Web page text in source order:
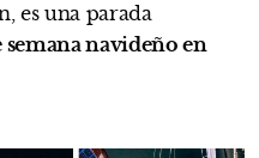
es una parada
navideño en